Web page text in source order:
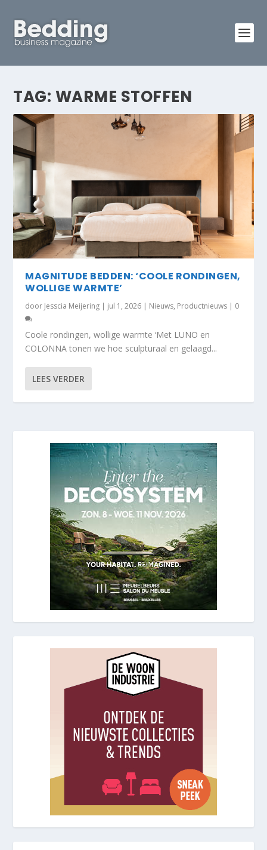
TAG: WARME STOFFEN
MAGNITUDE BEDDEN: ‘COOLE RONDINGEN,
WOLLIGE WARMTE’
door Jesscia Meijering | jul 1, 2026 | Nieuws, Productnieuws | 0
Coole rondingen, wollige warmte ‘Met LUNO en
COLONNA tonen we hoe sculpturaal en gelaagd...
LEES VERDER